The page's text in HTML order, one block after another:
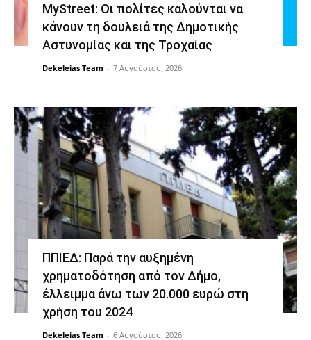
MyStreet: Οι πολίτες καλούνται να
κάνουν τη δουλειά της Δημοτικής
Αστυνομίας και της Τροχαίας
Dekeleias Team - 7 Αυγούστου, 2026
ΠΠΙΕΔ: Παρά την αυξημένη
χρηματοδότηση από τον Δήμο,
έλλειμμα άνω των 20.000 ευρώ στη
χρήση του 2024
Dekeleias Team - 6 Αυγούστου, 2026